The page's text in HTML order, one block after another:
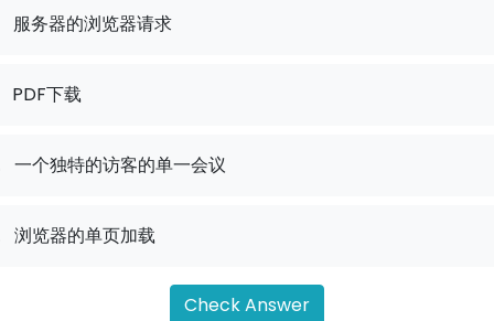
服务器的浏览器请求
PDF下载
一个独特的访客的单一会议
浏览器的单页加载
Check Answer